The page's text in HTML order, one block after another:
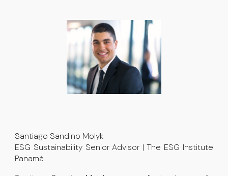
Santiago Sandino Molyk
ESG Sustainability Senior Advisor | The ESG Institute
Panamá